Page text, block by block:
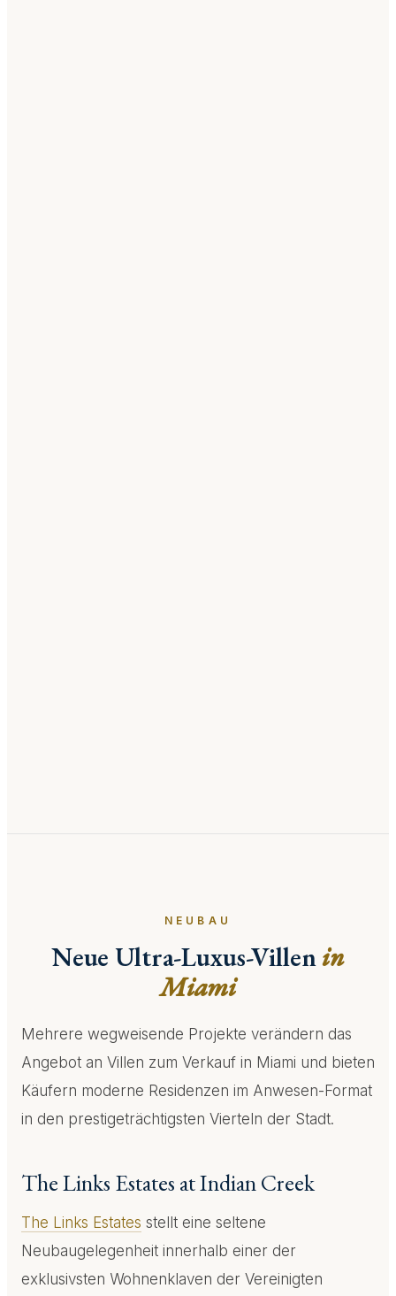
NEUBAU
Neue Ultra-Luxus-Villenin
Miami
Mehrere wegweisende Projekte verändern das
Angebot an Villen zum Verkauf in Miami und bieten
Käufern moderne Residenzen im Anwesen-Format
in den prestigeträchtigsten Vierteln der Stadt.
The Links Estates at Indian Creek
The Links Estates stellt eine seltene
Neubaugelegenheit innerhalb einer der
exklusivsten Wohnenklaven der Vereinigten